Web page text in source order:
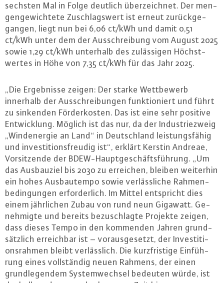
sechsten Mal in Folge deutlich über­zeich­net. Der men­
gen­ge­wich­te­te Zu­schlags­wert ist erneut zu­rück­ge­
gan­gen, liegt nun bei 6,06 ct/kWh und damit 0,51
ct/kWh unter dem der Aus­schrei­bung vom August 2025
sowie 1,29 ct/kWh unterhalb des zu­läs­si­gen Höchst­
wer­tes in Höhe von 7,35 ct/kWh für das Jahr 2025.
„Die Er­geb­nis­se zeigen: Der starke Wett­be­werb
innerhalb der Aus­schrei­bun­gen funk­tio­niert und führt
zu sinkenden För­der­kos­ten. Das ist eine sehr positive
Ent­wick­lung. Möglich ist das nur, da der In­dus­trie­zweig
„Wind­ener­gie an Land“ in Deutsch­land leis­tungs­fä­hig
und in­ves­ti­ti­ons­freu­dig ist“, erklärt Kerstin Andreae,
Vor­sit­zen­de der BDEW-Haupt­ge­schäfts­füh­rung. „Um
das Aus­bau­ziel bis 2030 zu erreichen, bleiben weiterhin
ein hohes Aus­bau­tem­po sowie ver­läss­li­che Rah­men­
be­din­gun­gen er­for­der­lich. Im Mittel ent­spricht dies
einem jähr­li­chen Zubau von rund neun Gigawatt. Ge­
neh­mig­te und bereits be­zu­schlag­te Projekte zeigen,
dass dieses Tempo in den kommenden Jahren grund­
sätz­lich er­reich­bar ist – vor­aus­ge­setzt, der In­ves­ti­ti­
ons­rah­men bleibt ver­läss­lich. Die kurz­fris­ti­ge Ein­füh­
rung eines voll­stän­dig neuen Rahmens, der einen
grund­le­gen­dem Sys­tem­wech­sel bedeuten würde, ist